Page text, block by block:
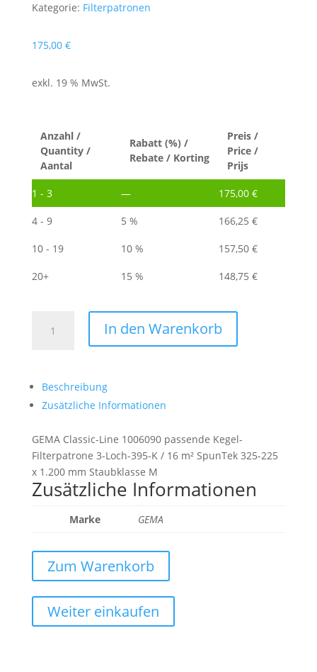
Kategorie: Filterpatronen
175,00 €
exkl. 19 % MwSt.
Anzahl /
Quantity /
Aantal
Rabatt (%) /
Rebate / Korting
Preis /
Price /
Prijs
1 - 3 — 175,00 €
4 - 9 5 % 166,25 €
10 - 19 10 % 157,50 €
20+ 15 % 148,75 €
Classic-
passende
Filterpatrone
m²
Menge
In den Warenkorb
Beschreibung
Zusätzliche Informationen
GEMA Classic-Line 1006090 passende Kegel-
Filterpatrone 3-Loch-395-K / 16 m² SpunTek 325-225
x 1.200 mm Staubklasse M
Zusätzliche Informationen
Marke GEMA
Zum Warenkorb
Weiter einkaufen